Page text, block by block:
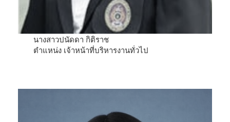
นางสาวปนัดดา กิติราช
ตำแหน่ง เจ้าหน้าที่บริหารงานทั่วไป